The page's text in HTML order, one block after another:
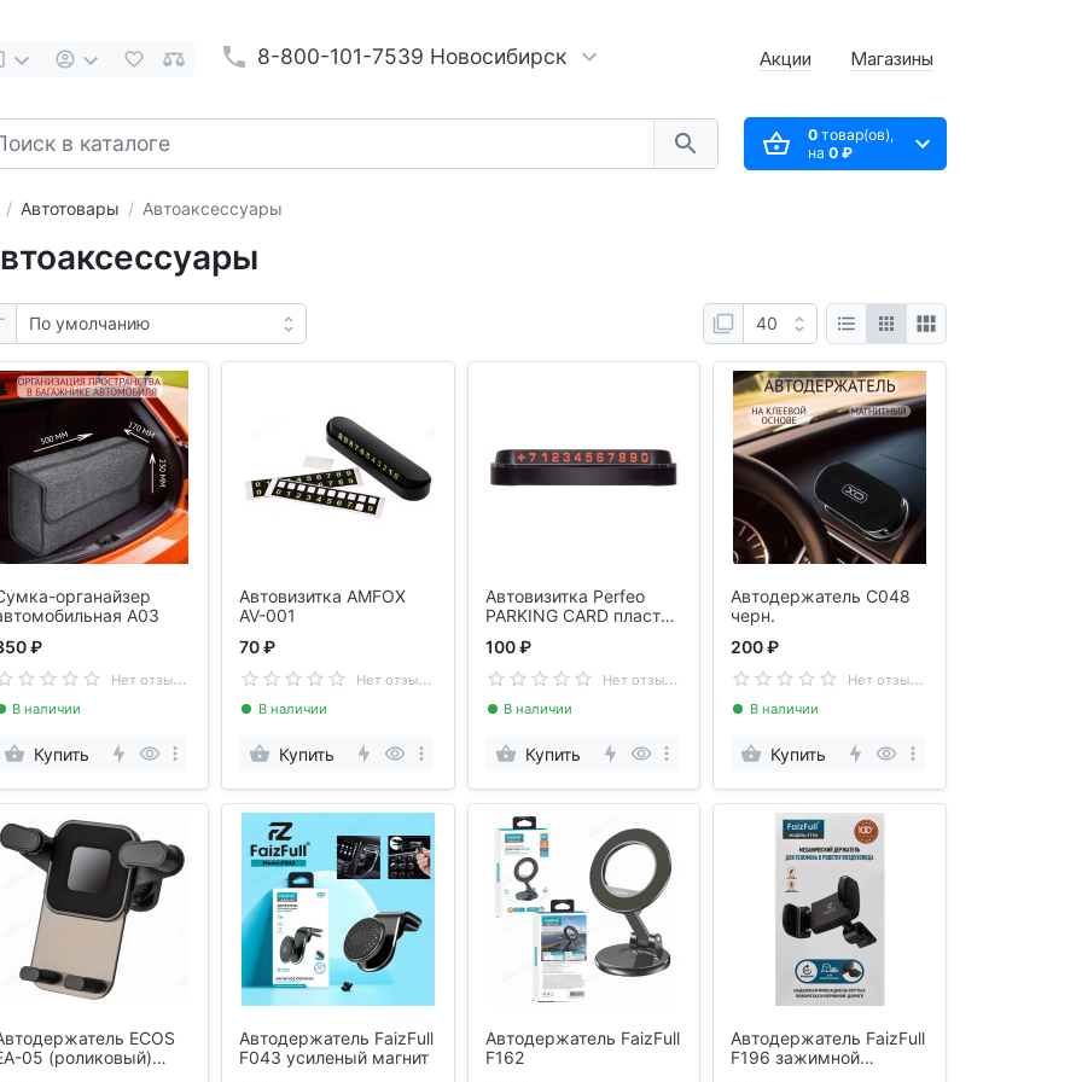
8-800-101-7539 Новосибирск Акции Магазины
0товар(ов),
на 0 ₽
Автотовары Автоаксессуары
органайзер
А03
₽
Н
ет отзывов
В наличии
Купить
Автовизитка AMFOX
AV-001
70 ₽
Н
ет отзывов
В наличии
Купить
Автовизитка Perfeo
PARKING CARD пластик
100 ₽
Н
ет отзывов
В наличии
Купить
Автодержатель C048
черн.
200 ₽
Н
ет отзывов
В наличии
Купить
ECOS
05 (роликовый)
Автодержатель FaizFull
F043 усиленый магнит
Автодержатель FaizFull
F162
Автодержатель FaizFull
F196 зажимной